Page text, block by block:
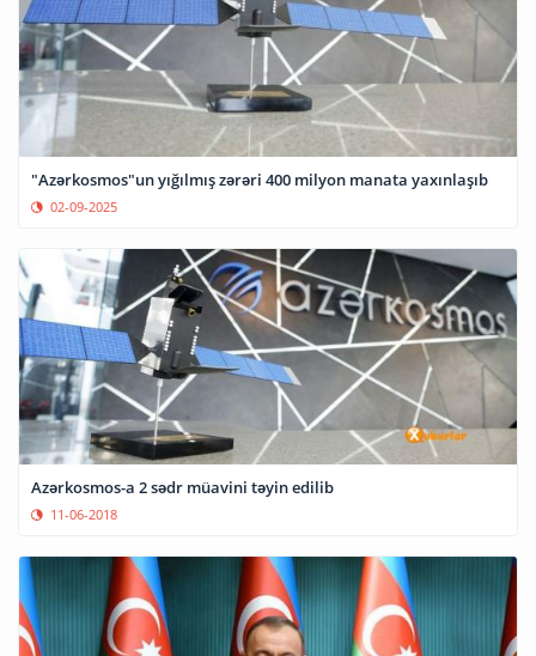
"Azərkosmos"un yığılmış zərəri 400 milyon manata yaxınlaşıb
02-09-2025
Azərkosmos-a 2 sədr müavini təyin edilib
11-06-2018